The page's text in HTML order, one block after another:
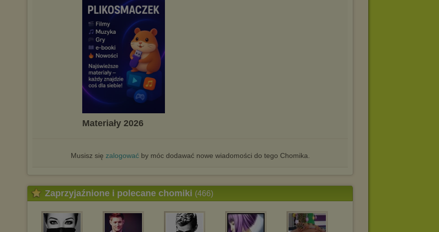
Materiały 2026
Musisz się zalogowaćby móc dodawać nowe wiadomości do tego Chomika.
Zaprzyjaźnione i polecane chomiki (466)